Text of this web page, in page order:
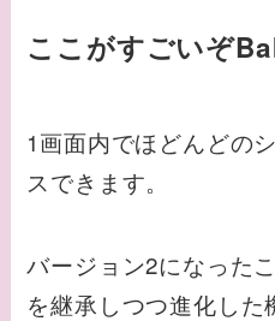
ここがすごいぞ
1画面内でほどんどの
スできます。
バージョン2になった
を継承しつつ進化した